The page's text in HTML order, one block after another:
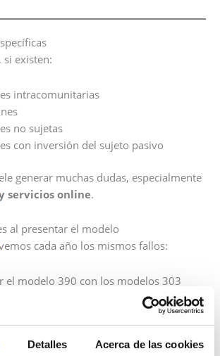
Detalles Acerca de las cookies
si existen:
intracomunitarias
no sujetas
con inversión del sujeto pasivo
generar muchas dudas, especialmente
servicios online.
al presentar el modelo
cada año los mismos fallos:
el modelo 390 con los modelos 303
IVA deducible con gasto deducible
“como no se paga, da igual”